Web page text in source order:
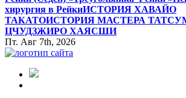
хирургия в РейкиИСТОРИЯ ХАВАЙО
ТАКАТОИСТОРИЯ МАСТЕРА
ЦЧУДЗЖИРО ХАЯСШИ
Пт. Авг 7th, 2026
Все самое интересное, вдохновляющее и